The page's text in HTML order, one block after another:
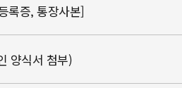
록증, 통장사본]
양식서 첨부)